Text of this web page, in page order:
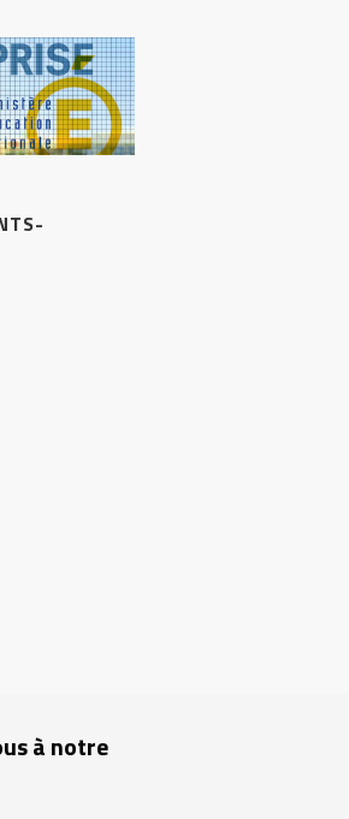
à notre